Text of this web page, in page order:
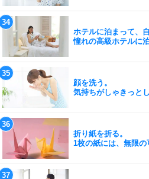
ホテルに泊まって、
憧れの高級ホテルに
顔を洗う。
気持ちがしゃきっと
折り紙を折る。
1枚の紙には、無限の